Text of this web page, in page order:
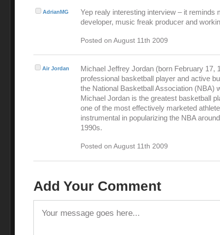
AdrianMG
Yep realy interesting interview – it reminds
developer, music freak producer and
Posted on August 11th 2009
Air Jordan
Michael Jeffrey Jordan (born February 17,
professional basketball player and active
the National Basketball Association (NBA)
Michael Jordan is the greatest basketball
one of the most effectively marketed
instrumental in popularizing the NBA
1990s.
Posted on August 11th 2009
Add Your Comment